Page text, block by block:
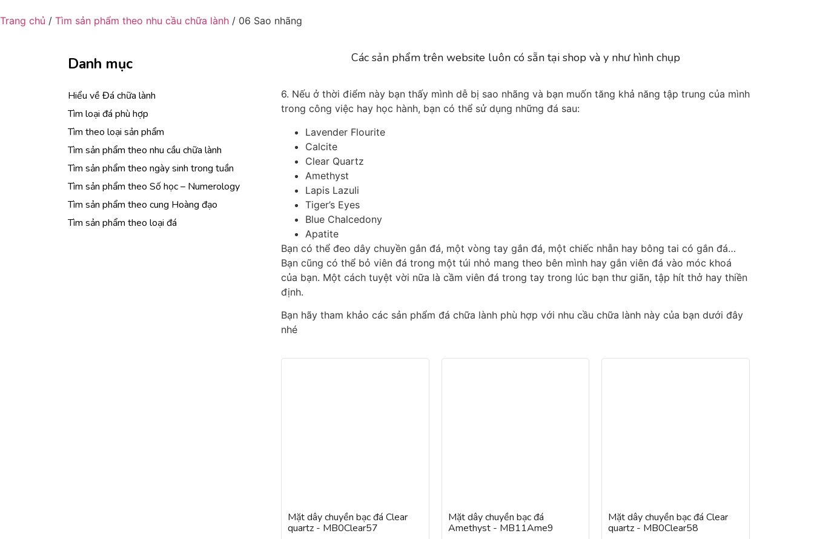
Trang chủ / Tìm sản phẩm theo nhu cầu chữa lành / 06 Sao nhãng
Danh mục
Hiểu về Đá chữa lành
Tìm loại đá phù hợp
Tìm theo loại sản phẩm
Tìm sản phẩm theo nhu cầu chữa lành
Tìm sản phẩm theo ngày sinh trong tuần
Tìm sản phẩm theo Số học – Numerology
Tìm sản phẩm theo cung Hoàng đạo
Tìm sản phẩm theo loại đá
Các sản phẩm trên website luôn có sẵn tại shop và y như hình chụp
6. Nếu ở thời điểm này bạn thấy mình dễ bị sao nhãng và bạn muốn tăng khả năng tập trung của mình
trong công việc hay học hành, bạn có thể sử dụng những đá sau:
Lavender Flourite
Calcite
Clear Quartz
Amethyst
Lapis Lazuli
Tiger’s Eyes
Blue Chalcedony
Apatite
Bạn có thể đeo dây chuyền gắn đá, một vòng tay gắn đá, một chiếc nhẫn hay bông tai có gắn đá…
Bạn cũng có thể bỏ viên đá trong một túi nhỏ mang theo bên mình hay gắn viên đá vào móc khoá
của bạn. Một cách tuyệt vời nữa là cầm viên đá trong tay trong lúc bạn thư giãn, tập hít thở hay thiền
định.
Bạn hãy tham khảo các sản phẩm đá chữa lành phù hợp với nhu cầu chữa lành này của bạn dưới đây
nhé
Mặt dây chuyền bạc đá Clear
quartz - MB0Clear57
Mặt dây chuyền bạc đá
Amethyst - MB11Ame9
Mặt dây chuyền bạc đá Clear
quartz - MB0Clear58